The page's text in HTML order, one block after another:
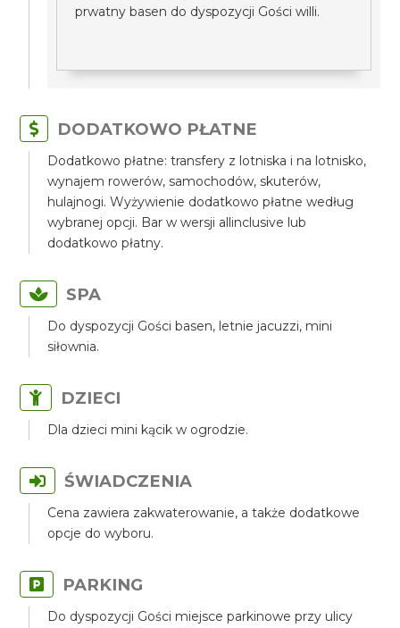
prwatny basen do dyspozycji Gości willi.
DODATKOWO PŁATNE
Dodatkowo płatne: transfery z lotniska i na lotnisko,
wynajem rowerów, samochodów, skuterów,
hulajnogi. Wyżywienie dodatkowo płatne według
wybranej opcji. Bar w wersji allinclusive lub
dodatkowo płatny.
SPA
Do dyspozycji Gości basen, letnie jacuzzi, mini
siłownia.
DZIECI
Dla dzieci mini kącik w ogrodzie.
ŚWIADCZENIA
Cena zawiera zakwaterowanie, a także dodatkowe
opcje do wyboru.
PARKING
Do dyspozycji Gości miejsce parkinowe przy ulicy